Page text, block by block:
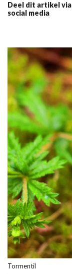
Deel dit artikel via
social media
Tormentil